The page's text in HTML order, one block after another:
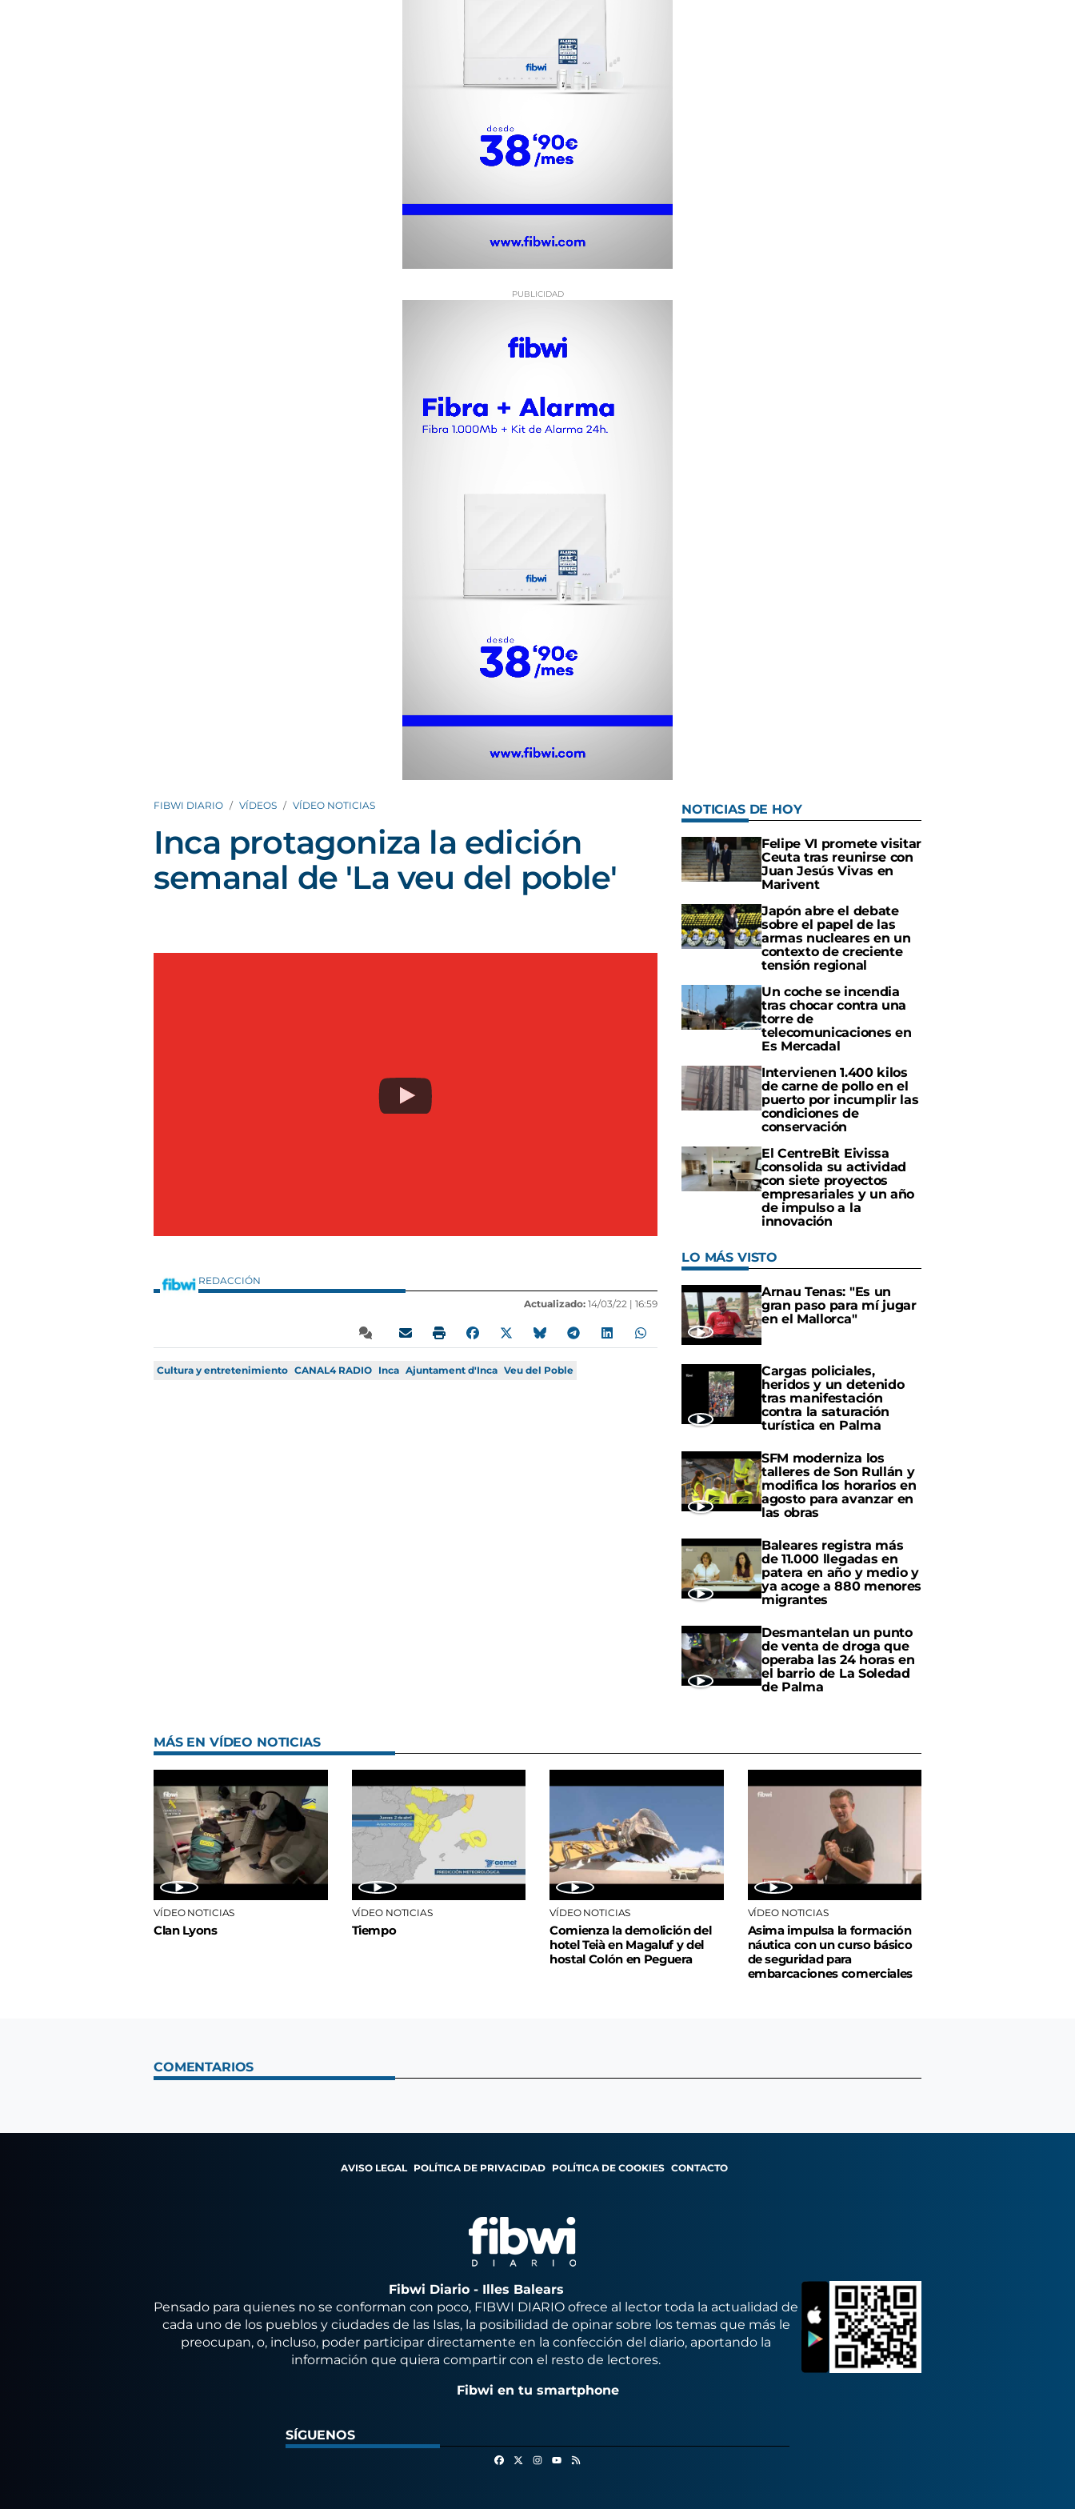
FIBWI DIARIO VÍDEOS VÍDEO NOTICIAS
Inca protagoniza la edición
semanal de 'La veu del poble'
REDACCIÓN
Actualizado: 14/03/22 | 16:59
Cultura y entretenimiento CANAL4 RADIO Inca Ajuntament d'Inca Veu del Poble
NOTICIAS DE HOY
Felipe VI promete visitar
Ceuta tras reunirse con
Juan Jesús Vivas en
Marivent
Japón abre el debate
sobre el papel de las
armas nucleares en un
contexto de creciente
tensión regional
Un coche se incendia
tras chocar contra una
torre de
telecomunicaciones en
Es Mercadal
Intervienen 1.400 kilos
de carne de pollo en el
puerto por incumplir las
condiciones de
conservación
El CentreBit Eivissa
consolida su actividad
con siete proyectos
empresariales y un año
de impulso a la
innovación
LO MÁS VISTO
Arnau Tenas: "Es un
gran paso para mí jugar
en el Mallorca"
Cargas policiales,
heridos y un detenido
tras manifestación
contra la saturación
turística en Palma
SFM moderniza los
talleres de Son Rullán y
modifica los horarios en
agosto para avanzar en
las obras
Baleares registra más
de 11.000 llegadas en
patera en año y medio y
ya acoge a 880 menores
migrantes
Desmantelan un punto
de venta de droga que
operaba las 24 horas en
el barrio de La Soledad
de Palma
MÁS EN VÍDEO NOTICIAS
VÍDEO NOTICIAS
Clan Lyons
VÍDEO NOTICIAS
Tiempo
VÍDEO NOTICIAS
Comienza la demolición del
hotel Teià en Magaluf y del
hostal Colón en Peguera
VÍDEO NOTICIAS
Asima impulsa la formación
náutica con un curso básico
de seguridad para
embarcaciones comerciales
COMENTARIOS
AVISO LEGAL POLÍTICA DE PRIVACIDAD POLÍTICA DE COOKIES CONTACTO
Fibwi Diario - Illes Balears
Pensado para quienes no se conforman con poco, FIBWI DIARIO ofrece al lector toda la actualidad de
cada uno de los pueblos y ciudades de las Islas, la posibilidad de opinar sobre los temas que más le
preocupan, o, incluso, poder participar directamente en la confección del diario, aportando la
información que quiera compartir con el resto de lectores.
Fibwi en tu smartphone
SÍGUENOS
FacebookInstagram